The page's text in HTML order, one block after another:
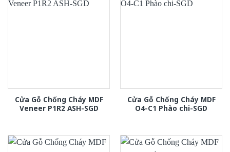
Cửa Gỗ Chống Cháy MDF
Veneer P1R2 ASH-SGD
Cửa Gỗ Chống Cháy MDF
O4-C1 Phào chi-SGD